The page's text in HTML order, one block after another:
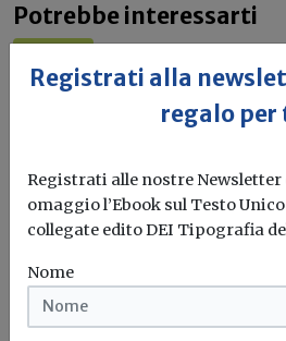
Potrebbe interessarti
Istat: PIL in crescita
e nel 2027, ma pesano
Le nuove previsioni indicano una
domanda interna. Occupazione
Registrati alla
regalo per
Registrati alle nostre
omaggio l’Ebook sul Testo
collegate edito DEI Tipografia
Nome